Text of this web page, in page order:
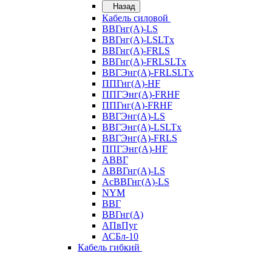
Назад
Кабель силовой
ВВГнг(А)-LS
ВВГнг(А)-LSLTx
ВВГнг(А)-FRLS
ВВГнг(А)-FRLSLTx
ВВГЭнг(А)-FRLSLTx
ППГнг(А)-HF
ППГЭнг(А)-FRHF
ППГнг(А)-FRHF
ВВГЭнг(А)-LS
ВВГЭнг(А)-LSLTx
ВВГЭнг(А)-FRLS
ППГЭнг(А)-HF
АВВГ
АВВГнг(А)-LS
АсВВГнг(А)-LS
NYM
ВВГ
ВВГнг(А)
АПвПуг
АСБл-10
Кабель гибкий